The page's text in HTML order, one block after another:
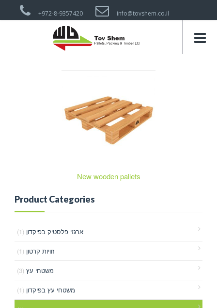
+972-8-9357420 info@tovshem.co.il
New wooden pallets
Product Categories
ארגזי פלסטיק בפיקדון (1)
זוויות קרטון (1)
משטחי עץ (3)
משטחי עץ בפיקדון (1)